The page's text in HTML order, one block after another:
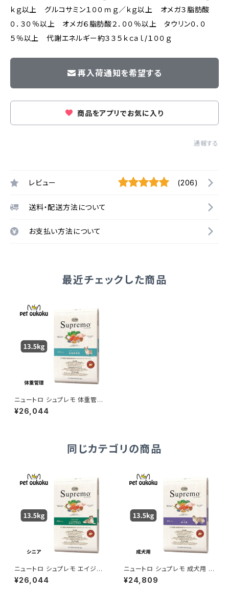
ｋｇ以上 グルコサミン１００ｍｇ／ｋｇ以上 オメガ３脂肪酸
０．３０％以上 オメガ６脂肪酸２．００％以上 タウリン０．０
５％以上 代謝エネルギー約３３５ｋｃａｌ/１００ｇ
再入荷通知を希望する
商品をアプリでお気に入り
通報する
レビュー (206)
送料・配送方法について
お支払い方法について
最近チェックした商品
ニュートロ シュプレモ 体重管理
用 成犬用 13.5kg 007910510
9987
¥26,044
同じカテゴリの商品
ニュートロ シュプレモ エイジン
グケア シニア犬用 13.5kg 007
9105109956
¥26,044
ニュートロ シュプレモ 成犬用 1
3.5kg 0079105109949
¥24,809